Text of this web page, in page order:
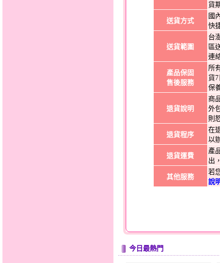
貨
送貨方式
國
快
送貨範圍
台
區
連
產品保固
售後服務
所
貨
保
退貨說明
商
外
則
退貨程序
在
以
退貨運費
產
出
其他服務
若
說
今日最熱門